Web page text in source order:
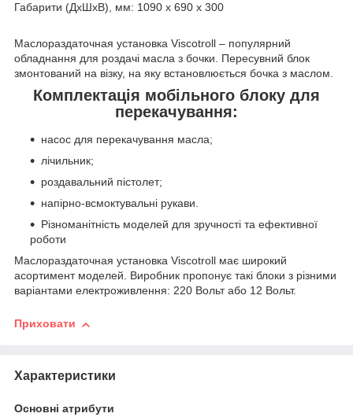
Габарити (ДхШхВ), мм: 1090 х 690 х 300
Маслораздаточная установка Viscotroll – популярний
обладнання для роздачі масла з бочки. Пересувний блок
змонтований на візку, на яку встановлюється бочка з маслом.
Комплектація мобільного блоку для
перекачування:
насос для перекачування масла;
лічильник;
роздавальний пістолет;
напірно-всмоктувальні рукави.
Різноманітність моделей для зручності та ефективної
роботи
Маслораздаточная установка Viscotroll має широкий
асортимент моделей. Виробник пропонує такі блоки з різними
варіантами електроживлення: 220 Вольт або 12 Вольт.
Приховати
Характеристики
Основні атрибути